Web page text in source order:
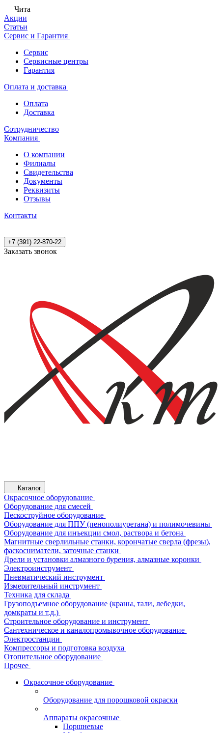
Чита
Акции
Статьи
Сервис и Гарантия
Сервис
Сервисные центры
Гарантия
Оплата и доставка
Оплата
Доставка
Сотрудничество
Компания
О компании
Филиалы
Свидетельства
Документы
Реквизиты
Отзывы
Контакты
+7 (391) 22-870-22
Заказать звонок
Каталог
Окрасочное оборудование
Оборудование для смесей
Пескоструйное оборудование
Оборудование для ППУ (пенополиуретана) и полимочевины
Оборудование для инъекции смол, раствора и бетона
Магнитные сверлильные станки, корончатые сверла (фрезы),
фаскосниматели, заточные станки
Дрели и установки алмазного бурения, алмазные коронки
Электроинструмент
Пневматический инструмент
Измерительный инструмент
Техника для склада
Грузоподъемное оборудование (краны, тали, лебедки,
домкраты и т.д.)
Строительное оборудование и инструмент
Сантехническое и каналопромывочное оборудование
Электростанции
Компрессоры и подготовка воздуха
Отопительное оборудование
Прочее
Окрасочное оборудование
Оборудование для порошковой окраски
Аппараты окрасочные
Поршневые